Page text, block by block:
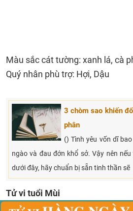
Màu sắc cát tường: xanh lá, cà
Quý nhân phù trợ: Hợi, Dậu
3 chòm sao khiến
phân
() Tình yêu vốn dĩ
ngào và đau đớn khổ sở. Vậy nên nếu
dưới đây, hãy chuẩn bị sẵn tinh thần sẽ
Tử vi tuổi Mùi